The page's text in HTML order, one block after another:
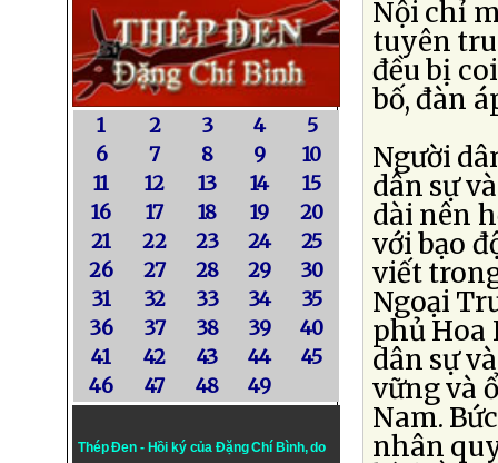
1 2 3 4
5
6
7 8 9
10
11
12 13 14
15
16
17 18 19
20
21
22 23 24
25
26
27 28 29
30
31
32 33 34
35
36
37 38 39
40
41
42 43 44
45
46
47 48 49
Thép Đen - Hồi ký của Đặng Chí Bình, do
Nội chỉ
tuyên
đều bị
bố, đàn
Người
dân sự
dài nên
với bạo
viết
Ngoại
phủ Hoa
dân sự
vững và
Nam.
nhân